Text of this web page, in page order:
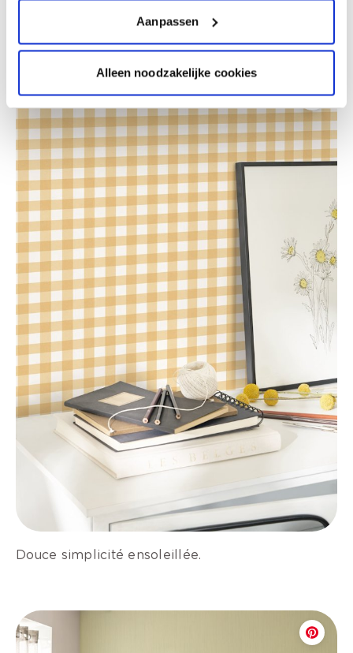
Aanpassen
Alleen noodzakelijke cookies
Romantisme jardin automnal
Douce simplicité ensoleillée.